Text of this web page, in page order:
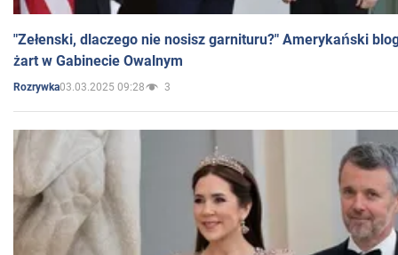
"Zełenski, dlaczego nie nosisz garnituru?" Amerykański
żart w Gabinecie Owalnym
Rozrywka03.03.2025 09:28 3